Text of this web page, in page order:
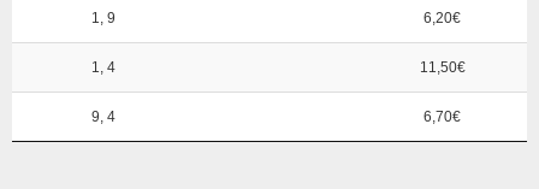
1, 9 6,20€
1, 4 11,50€
9, 4 6,70€